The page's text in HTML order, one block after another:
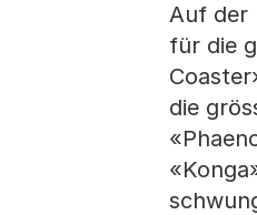
Auf der
für die
die